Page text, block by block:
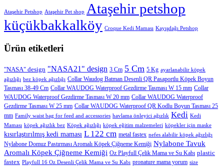
Ataşehir Petshop Ataşehir Pet shop Ataşehir petshop
küçükbakkalköy Croque Kedi Maması Kayışdağı Petshop
Ürün etiketleri
"NASA" design "NASA21" design 3 Cm 5 Cm 5 Kg ayarlanabilir köpek
ağızlığı bez köpek ağızlığı Collar Waudog Batman Desenli QR Pasaportlu Köpek Boyun
Tasması 38-49 Cm Collar WAUDOG Waterproof Gezdirme Tasması W 15 mm Collar
WAUDOG Waterproof Gezdirme Tasması W 20 mm Collar WAUDOG Waterproof
Gezdirme Tasması W 25 mm Collar WAUDOG Waterproof QR Kodlu Boyun Tasması 25
mm Family waist bag for feed and accessories havlama önleyici ağızlık Kedi Kedi
Maması köpek ağızlık bez Köpek ağızlığı köpek eğitim malzemeleri köpekler için maske
kısırlaştırılmış kedi maması L 122 cm metal fastex nefes alabilir köpek ağızlığı
Nylabone Domuz Pastırması Aromalı Köpek Çiğneme Kemiği Nylabone Tavuk
Aromalı Köpek Çiğneme Kemiği Oz Playfull Çelik Mama ve Su Kabı plastic
fastex Playfull 16 Oz Desenli Çelik Mama ve Su Kabı pronature mama yorum size